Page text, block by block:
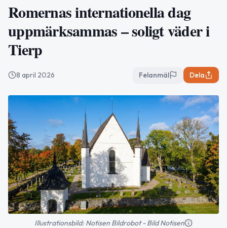
Romernas internationella dag
uppmärksammas – soligt väder i
Tierp
8 april 2026 Felanmäl Dela
Illustrationsbild: Notisen Bildrobot - Bild Notisen